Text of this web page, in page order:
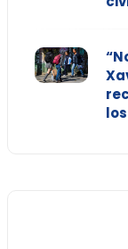
los